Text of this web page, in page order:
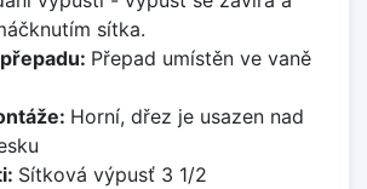
sítka.
Přepad umístěn ve vaně
Horní, dřez je usazen nad
Sítková výpusť 3 1/2